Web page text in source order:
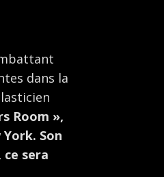
dans la
Room »,
Son
ce sera